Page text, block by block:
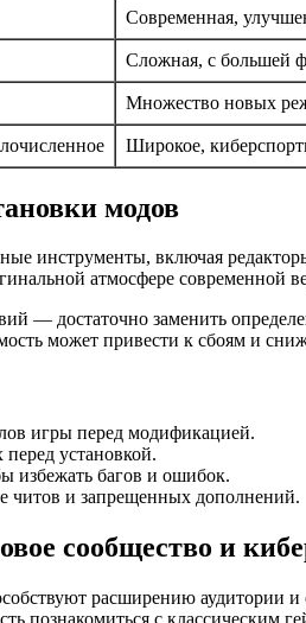
Современная,
Сложная, с большей
Множество новых
Широкое,
модов
инструменты, включая
атмосфере современной
— достаточно заменить
может привести к сбоям и
игры перед модификацией.
установкой.
избежать багов и ошибок.
читов и запрещенных дополнений.
сообщество и
расширению аудитории
познакомиться с классическим